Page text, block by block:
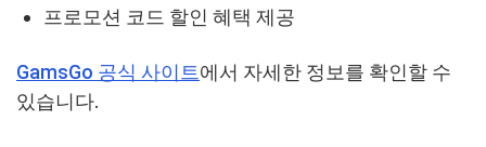
프로모션 코드 할인 혜택 제공
GamsGo 공식 사이트 에서 자세한 정보를 확인할 수
있습니다.